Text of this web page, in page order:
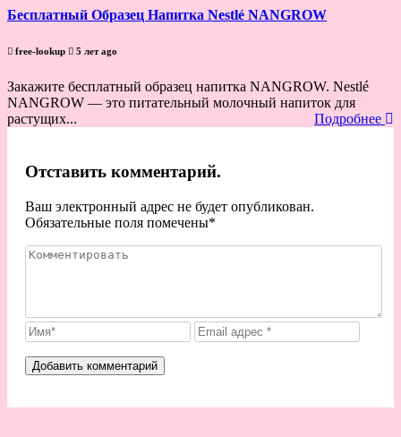
Бесплатный Образец Напитка Nestlé NANGROW
free-lookup 5 лет ago
Закажите бесплатный образец напитка NANGROW. Nestlé
NANGROW — это питательный молочный напиток для
растущих...
Подробнее
Отставить комментарий.
Ваш электронный адрес не будет опубликован.
Обязательные поля помечены*